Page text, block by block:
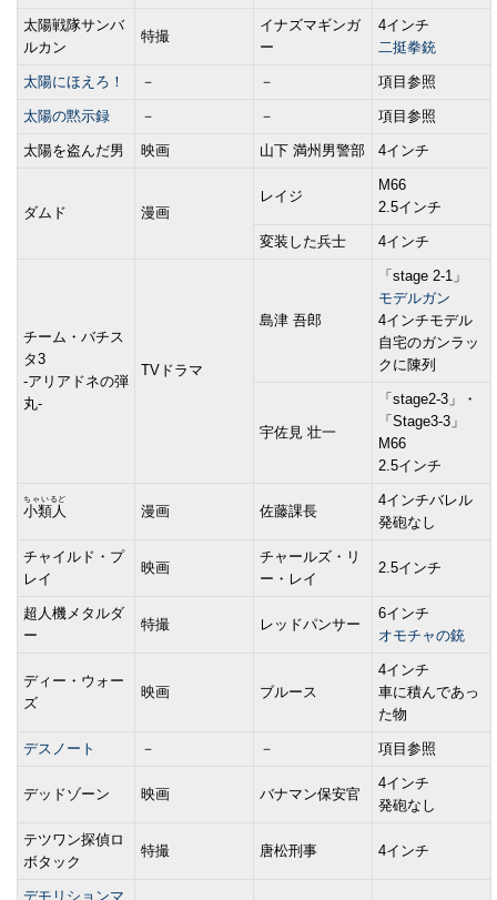
太陽戦隊サンバ
ルカン
特撮
イナズマギンガ
ー
4インチ
二挺拳銃
太陽にほえろ！ － － 項目参照
太陽の黙示録 － － 項目参照
太陽を盗んだ男 映画 山下 満州男警部 4インチ
ダムド 漫画
レイジ
M66
2.5インチ
変装した兵士 4インチ
チーム・バチス
タ3
-アリアドネの弾
丸-
TVドラマ
島津 吾郎
「stage 2-1」
モデルガン
4インチモデル
自宅のガンラッ
クに陳列
宇佐見 壮一
「stage2-3」・
「Stage3-3」
M66
2.5インチ
小類人
ちゃいるど
漫画 佐藤課長
4インチバレル
発砲なし
チャイルド・プ
レイ
映画
チャールズ・リ
ー・レイ
2.5インチ
超人機メタルダ
ー
特撮 レッドパンサー
6インチ
オモチャの銃
ディー・ウォー
ズ
映画 ブルース
4インチ
車に積んであっ
た物
デスノート － － 項目参照
デッドゾーン 映画 バナマン保安官
4インチ
発砲なし
テツワン探偵ロ
ボタック
特撮 唐松刑事 4インチ
デモリションマ